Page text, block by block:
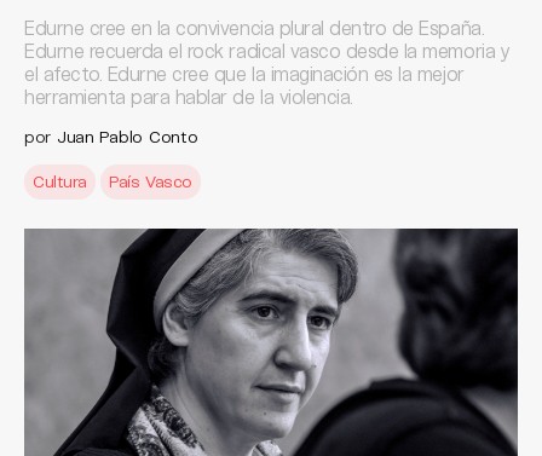
Edurne cree en la convivencia plural dentro de España.
Edurne recuerda el rock radical vasco desde la memoria y
el afecto. Edurne cree que la imaginación es la mejor
herramienta para hablar de la violencia.
por Juan Pablo Conto
Cultura País Vasco